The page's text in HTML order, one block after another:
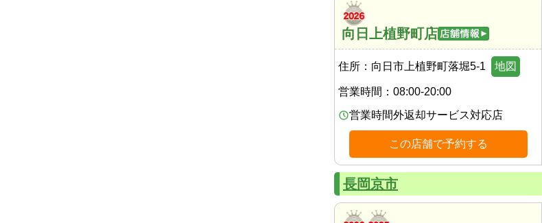
向日上植野町店
住所： 向日市上植野町落堀5-1 地図
営業時間： 08:00-20:00
営業時間外返却サービス対応店
この店舗で予約する
長岡京市